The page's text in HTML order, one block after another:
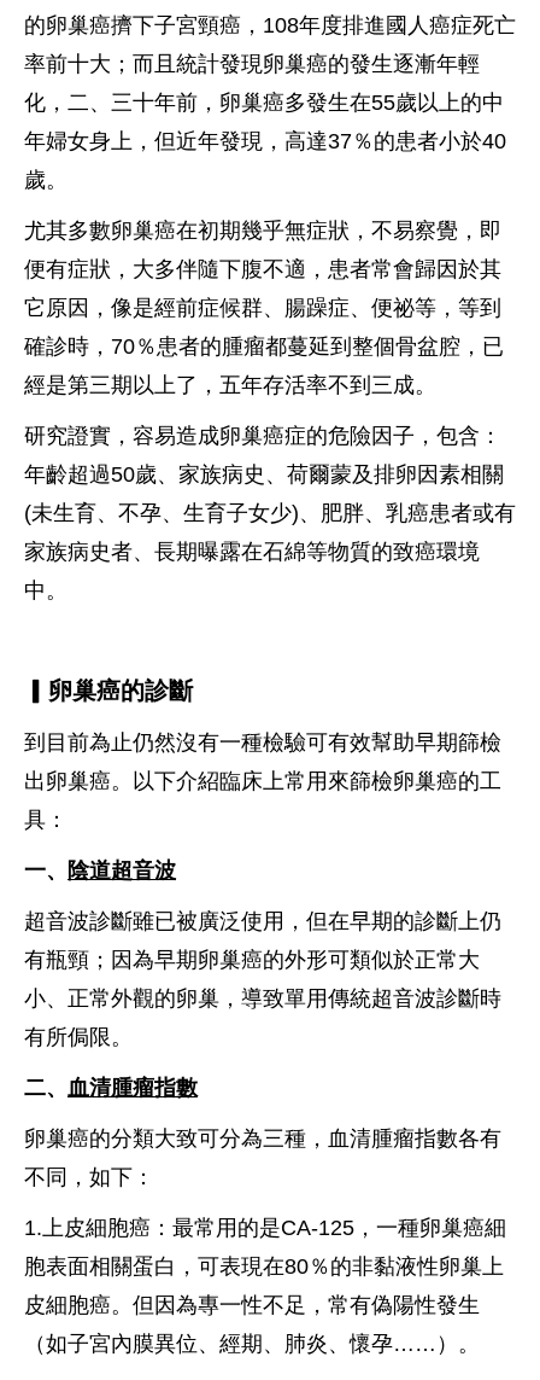
的卵巢癌擠下子宮頸癌，108年度排進國人癌症死亡
率前十大；而且統計發現卵巢癌的發生逐漸年輕
化，二、三十年前，卵巢癌多發生在55歲以上的中
年婦女身上，但近年發現，高達37％的患者小於40
歲。
尤其多數卵巢癌在初期幾乎無症狀，不易察覺，即
便有症狀，大多伴隨下腹不適，患者常會歸因於其
它原因，像是經前症候群、腸躁症、便祕等，等到
確診時，70％患者的腫瘤都蔓延到整個骨盆腔，已
經是第三期以上了，五年存活率不到三成。
研究證實，容易造成卵巢癌症的危險因子，包含：
年齡超過50歲、家族病史、荷爾蒙及排卵因素相關
(未生育、不孕、生育子女少)、肥胖、乳癌患者或有
家族病史者、長期曝露在石綿等物質的致癌環境
中。
▎卵巢癌的診斷
到目前為止仍然沒有一種檢驗可有效幫助早期篩檢
出卵巢癌。以下介紹臨床上常用來篩檢卵巢癌的工
具：
一、 陰道超音波
超音波診斷雖已被廣泛使用，但在早期的診斷上仍
有瓶頸；因為早期卵巢癌的外形可類似於正常大
小、正常外觀的卵巢，導致單用傳統超音波診斷時
有所侷限。
二、 血清腫瘤指數
卵巢癌的分類大致可分為三種，血清腫瘤指數各有
不同，如下：
1.上皮細胞癌：最常用的是CA-125，一種卵巢癌細
胞表面相關蛋白，可表現在80％的非黏液性卵巢上
皮細胞癌。但因為專一性不足，常有偽陽性發生
（如子宮內膜異位、經期、肺炎、懷孕……）。